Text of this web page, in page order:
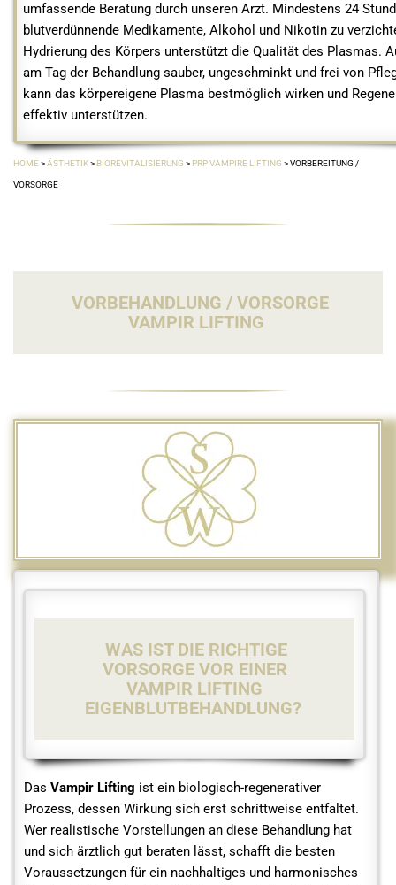
umfassende Beratung durch unseren Arzt. Mindestens 24
blutverdünnende Medikamente, Alkohol und Nikotin zu
Hydrierung des Körpers unterstützt die Qualität des Plasmas.
am Tag der Behandlung sauber, ungeschminkt und frei von
kann das körpereigene Plasma bestmöglich wirken und
effektiv unterstützen.
HOME >ÄSTHETIK> BIOREVITALISIERUNG > PRP VAMPIRE LIFTING >VORBEREITUNG /
VORSORGE
VORBEHANDLUNG / VORSORGE
VAMPIR LIFTING
WAS IST DIE RICHTIGE
VORSORGE VOR EINER
VAMPIR LIFTING
EIGENBLUTBEHANDLUNG?
Das Vampir Lifting ist ein biologisch-regenerativer
Prozess, dessen Wirkung sich erst schrittweise entfaltet.
Wer realistische Vorstellungen an diese Behandlung hat
und sich ärztlich gut beraten lässt, schafft die besten
Voraussetzungen für ein nachhaltiges und harmonisches